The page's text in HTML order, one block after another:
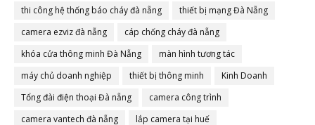
thi công hệ thống báo cháy đà nẵng
thiết bị mạng Đà Nẵng
camera ezviz đà nẵng
cáp chống cháy đà nẵng
khóa cửa thông minh Đà Nẵng
màn hình tương tác
máy chủ doanh nghiệp
thiết bị thông minh
Kinh Doanh
Tổng đài điện thoại Đà nẵng
camera công trình
camera vantech đà nẵng
lắp camera tại huế